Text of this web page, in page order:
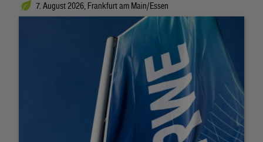
7. August 2026, Frankfurt am Main/Essen